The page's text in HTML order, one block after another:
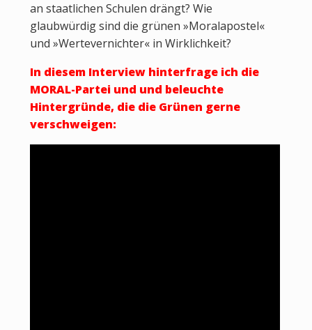
an staatlichen Schulen drängt? Wie
glaubwürdig sind die grünen »Moralapostel«
und »Wertevernichter« in Wirklichkeit?
In diesem Interview hinterfrage ich die
MORAL-Partei und und beleuchte
Hintergründe, die die Grünen gerne
verschweigen: